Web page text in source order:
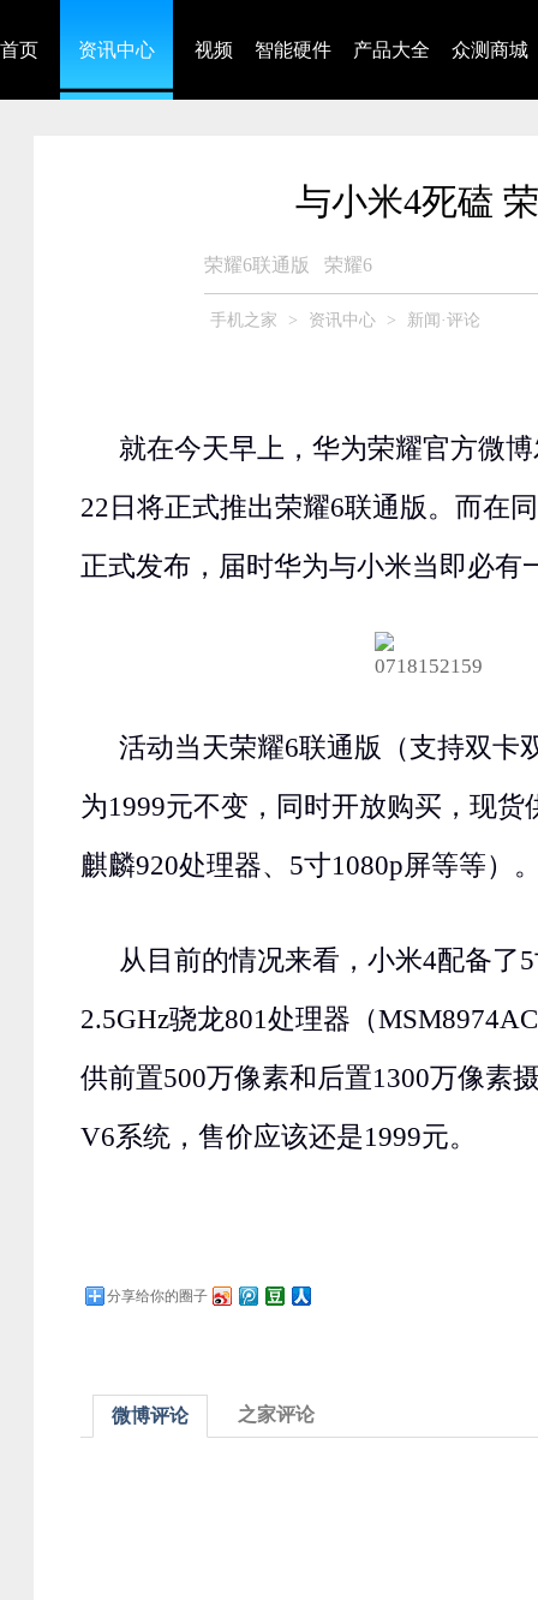
首页 资讯中心 视频 智能硬件 产品大全 众测商城
与小米4死磕
荣耀6联通版 荣耀6
手机之家 > 资讯中心 > 新闻·评论
就在今天早上，华为荣耀官方微
22日将正式推出荣耀6联通版。而在
正式发布，届时华为与小米当即必有
活动当天荣耀6联通版（支持双卡
为1999元不变，同时开放购买，现货
麒麟920处理器、5寸1080p屏等等）
从目前的情况来看，小米4配备了
2.5GHz骁龙801处理器（
供前置500万像素和后置1300万像素
V6系统，售价应该还是1999元。
分享给你的圈子
微博评论 之家评论